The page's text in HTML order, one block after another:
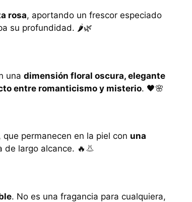
rosa, aportando un frescor especiado
su profundidad. 🌶️🌿
una dimensión floral oscura, elegante
entre romanticismo y misterio. 🖤🌸
que permanecen en la piel con una
de largo alcance. 🔥👃
. No es una fragancia para cualquiera,